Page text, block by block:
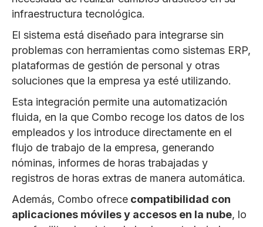
infraestructura tecnológica.
El sistema está diseñado para integrarse sin
problemas con herramientas como sistemas ERP,
plataformas de gestión de personal y otras
soluciones que la empresa ya esté utilizando.
Esta integración permite una automatización
fluida, en la que Combo recoge los datos de los
empleados y los introduce directamente en el
flujo de trabajo de la empresa, generando
nóminas, informes de horas trabajadas y
registros de horas extras de manera automática.
Además, Combo ofrece compatibilidad con
aplicaciones móviles y accesos en la nube, lo